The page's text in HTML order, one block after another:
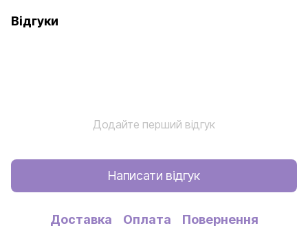
Відгуки
Додайте перший відгук
Написати відгук
Доставка Оплата Повернення